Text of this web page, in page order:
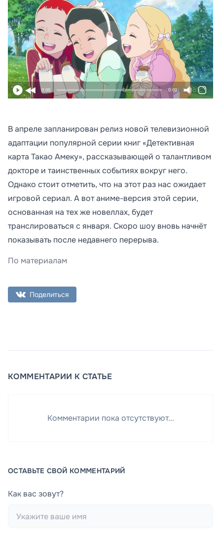
0:00 0:00
В апреле запланирован релиз новой телевизионной
адаптации популярной серии книг «Детективная
карта Такао Амеку», рассказывающей о талантливом
докторе и таинственных событиях вокруг него.
Однако стоит отметить, что на этот раз нас ожидает
игровой сериал. А вот аниме-версия этой серии,
основанная на тех же новеллах, будет
транслироваться с января. Скоро шоу вновь начнёт
показывать после недавнего перерыва.
По материалам
Поделиться
КОММЕНТАРИИ К СТАТЬЕ
Комментарии пока отсутствуют...
ОСТАВЬТЕ СВОЙ КОММЕНТАРИЙ
Как вас зовут?